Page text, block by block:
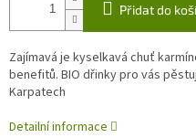
Přidat do
Zajímavá je kyselkavá chuť
benefitů. BIO dřinky pro vás
Karpatech
Detailní informace